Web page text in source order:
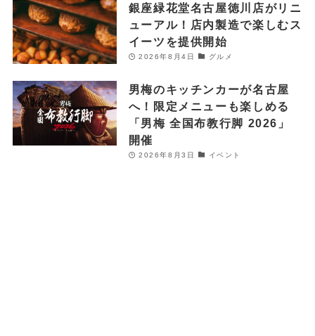
銀座緑花堂名古屋徳川店がリニ
ューアル！店内製造で楽しむス
イーツを提供開始
2026年8月4日 グルメ
男梅のキッチンカーが名古屋
へ！限定メニューも楽しめる
「男梅 全国布教行脚 2026」
開催
2026年8月3日 イベント